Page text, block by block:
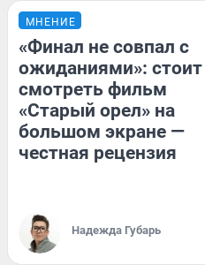
МНЕНИЕ
«Финал не совпал с
ожиданиями»: стоит
смотреть фильм
«Старый орел» на
большом экране —
честная рецензия
Надежда Губарь